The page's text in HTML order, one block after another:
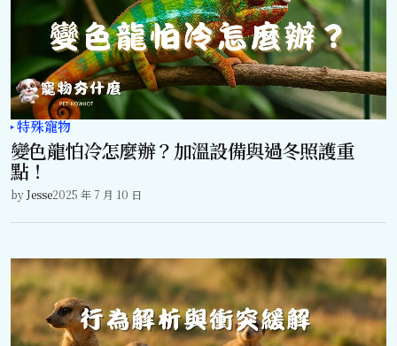
特殊寵物
變色龍怕冷怎麼辦？加溫設備與過冬照護重
點！
byJesse2025 年 7 月 10 日